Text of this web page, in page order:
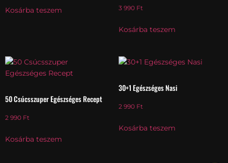
Kosárba teszem 3 990 Ft
Kosárba teszem
50 Csúcsszuper Egészséges Recept
2 990 Ft
Kosárba teszem
30+1 Egészséges Nasi
2 990 Ft
Kosárba teszem